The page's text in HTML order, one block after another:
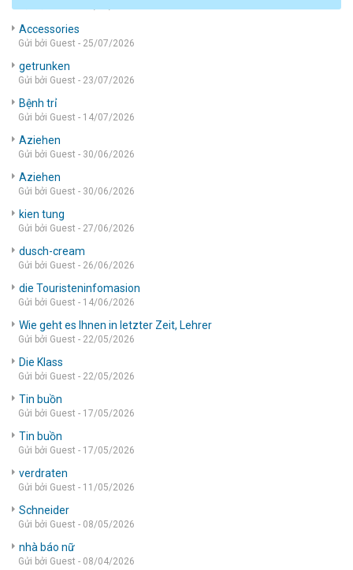
Accessories
Gửi bởi Guest - 25/07/2026
getrunken
Gửi bởi Guest - 23/07/2026
Bệnh trỉ
Gửi bởi Guest - 14/07/2026
Aziehen
Gửi bởi Guest - 30/06/2026
Aziehen
Gửi bởi Guest - 30/06/2026
kien tung
Gửi bởi Guest - 27/06/2026
dusch-cream
Gửi bởi Guest - 26/06/2026
die Touristeninfomasion
Gửi bởi Guest - 14/06/2026
Wie geht es Ihnen in letzter Zeit, Lehrer
Gửi bởi Guest - 22/05/2026
Die Klass
Gửi bởi Guest - 22/05/2026
Tin buồn
Gửi bởi Guest - 17/05/2026
Tin buồn
Gửi bởi Guest - 17/05/2026
verdraten
Gửi bởi Guest - 11/05/2026
Schneider
Gửi bởi Guest - 08/05/2026
nhà báo nữ
Gửi bởi Guest - 08/04/2026